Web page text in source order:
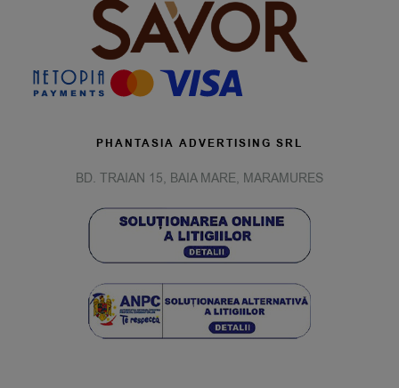
PHANTASIA ADVERTISING SRL
BD. TRAIAN 15, BAIA MARE, MARAMURES